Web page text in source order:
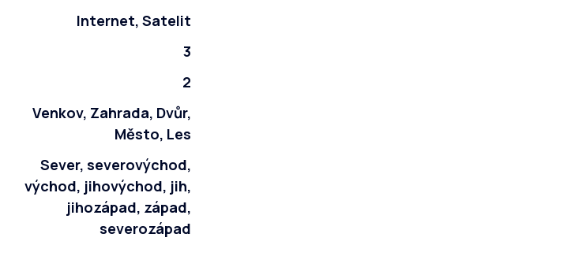
Internet, Satelit
3
2
Venkov, Zahrada, Dvůr,
Město, Les
Sever, severovýchod,
východ, jihovýchod, jih,
jihozápad, západ,
severozápad